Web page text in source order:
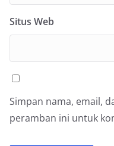
Situs Web
Simpan nama, email,
peramban ini untuk